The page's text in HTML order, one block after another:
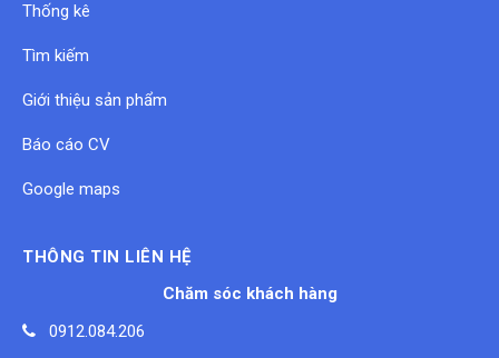
Thống kê
Tìm kiếm
Giới thiệu sản phẩm
Báo cáo CV
Google maps
THÔNG TIN LIÊN HỆ
Chăm sóc khách hàng
0912.084.206